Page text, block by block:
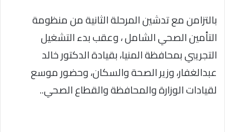
بالتزامن مع تدشين المرحلة الثانية من منظومة
التأمين الصحي الشامل ، وعقب بدء التشغيل
التجريبي بمحافظة المنيا، بقيادة الدكتور خالد
عبدالغفار، وزير الصحة والسكان، وحضور موسع
لقيادات الوزارة والمحافظة والقطاع الصحي..